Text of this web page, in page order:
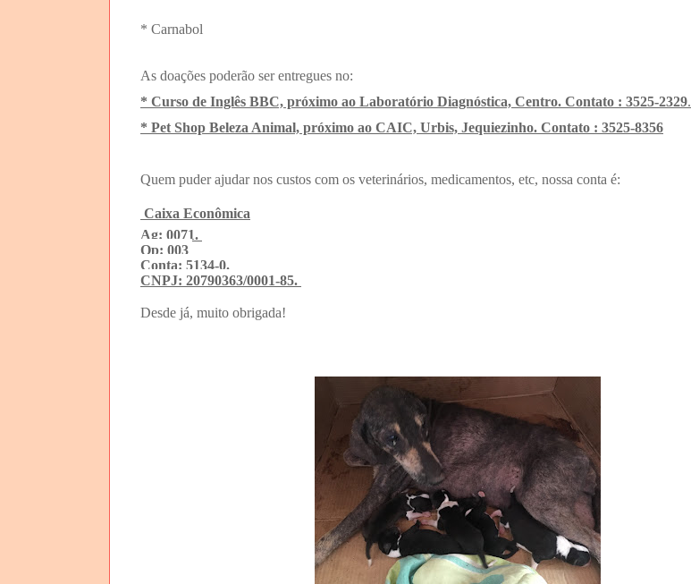
* Carnabol
As doações poderão ser entregues no:
* Curso de Inglês BBC, próximo ao Laboratório Diagnóstica, Centro. Contato : 3525-2329.
* Pet Shop Beleza Animal, próximo ao CAIC, Urbis, Jequiezinho. Contato : 3525-8356
Quem puder ajudar nos custos com os veterinários, medicamentos, etc, nossa conta é:
Caixa Econômica
Ag: 0071.
Op: 003
Conta: 5134-0.
CNPJ: 20790363/0001-85.
Desde já, muito obrigada!